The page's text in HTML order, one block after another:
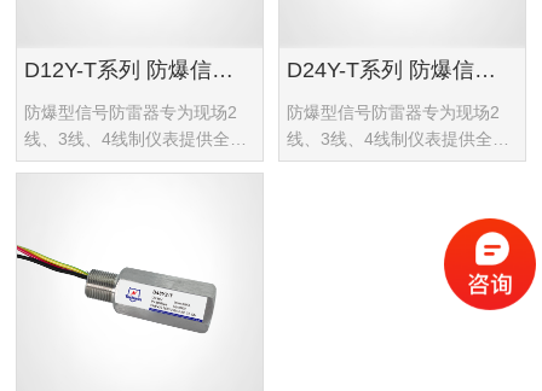
D12Y-T系列 防爆信号浪涌保护器
防爆型信号防雷器专为现场2
线、3线、4线制仪表提供全面
的保护，确保设备在雷电感应
D24Y-T系列 防爆信号浪涌保护器
防爆型信号防雷器专为现场2
线、3线、4线制仪表提供全面
的保护，确保设备在雷电感应